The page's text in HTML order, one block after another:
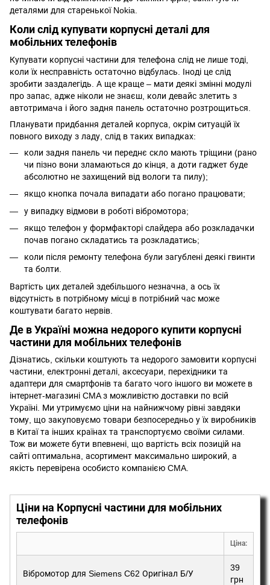
деталями для старенької Nokia.
Коли слід купувати корпусні деталі для
мобільних телефонів
Купувати корпусні частини для телефона слід не лише тоді,
коли їх несправність остаточно відбулась. Іноді це слід
зробити заздалегідь. А ще краще – мати деякі змінні модулі
про запас, адже ніколи не знаєш, коли девайс злетить з
автотримача і його задня панель остаточно розтрощиться.
Планувати придбання деталей корпуса, окрім ситуацій їх
повного виходу з ладу, слід в таких випадках:
коли задня панель чи переднє скло мають тріщини (рано
чи пізно вони зламаються до кінця, а доти гаджет буде
абсолютно не захищений від вологи та пилу);
якщо кнопка почала випадати або погано працювати;
у випадку відмови в роботі вібромотора;
якщо телефон у формфакторі слайдера або розкладачки
почав погано складатись та розкладатись;
коли після ремонту телефона були загублені деякі гвинти
та болти.
Вартість цих деталей здебільшого незначна, а ось їх
відсутність в потрібному місці в потрібний час може
коштувати багато нервів.
Де в Україні можна недорого купити корпусні
частини для мобільних телефонів
Дізнатись, скільки коштують та недорого замовити корпусні
частини, електронні деталі, аксесуари, перехідники та
адаптери для смартфонів та багато чого іншого ви можете в
інтернет-магазині CMA з можливістю доставки по всій
Україні. Ми утримуємо ціни на найнижчому рівні завдяки
тому, що закуповуємо товари безпосередньо у їх виробників
в Китаї та інших країнах та транспортуємо своїми силами.
Тож ви можете бути впевнені, що вартість всіх позицій на
сайті оптимальна, асортимент максимально широкий, а
якість перевірена особисто компанією CMA.
Ціни на Корпусні частини для мобільних
телефонів
Ціна:
Вібромотор для Siemens C62 Оригінал Б/У
39
грн